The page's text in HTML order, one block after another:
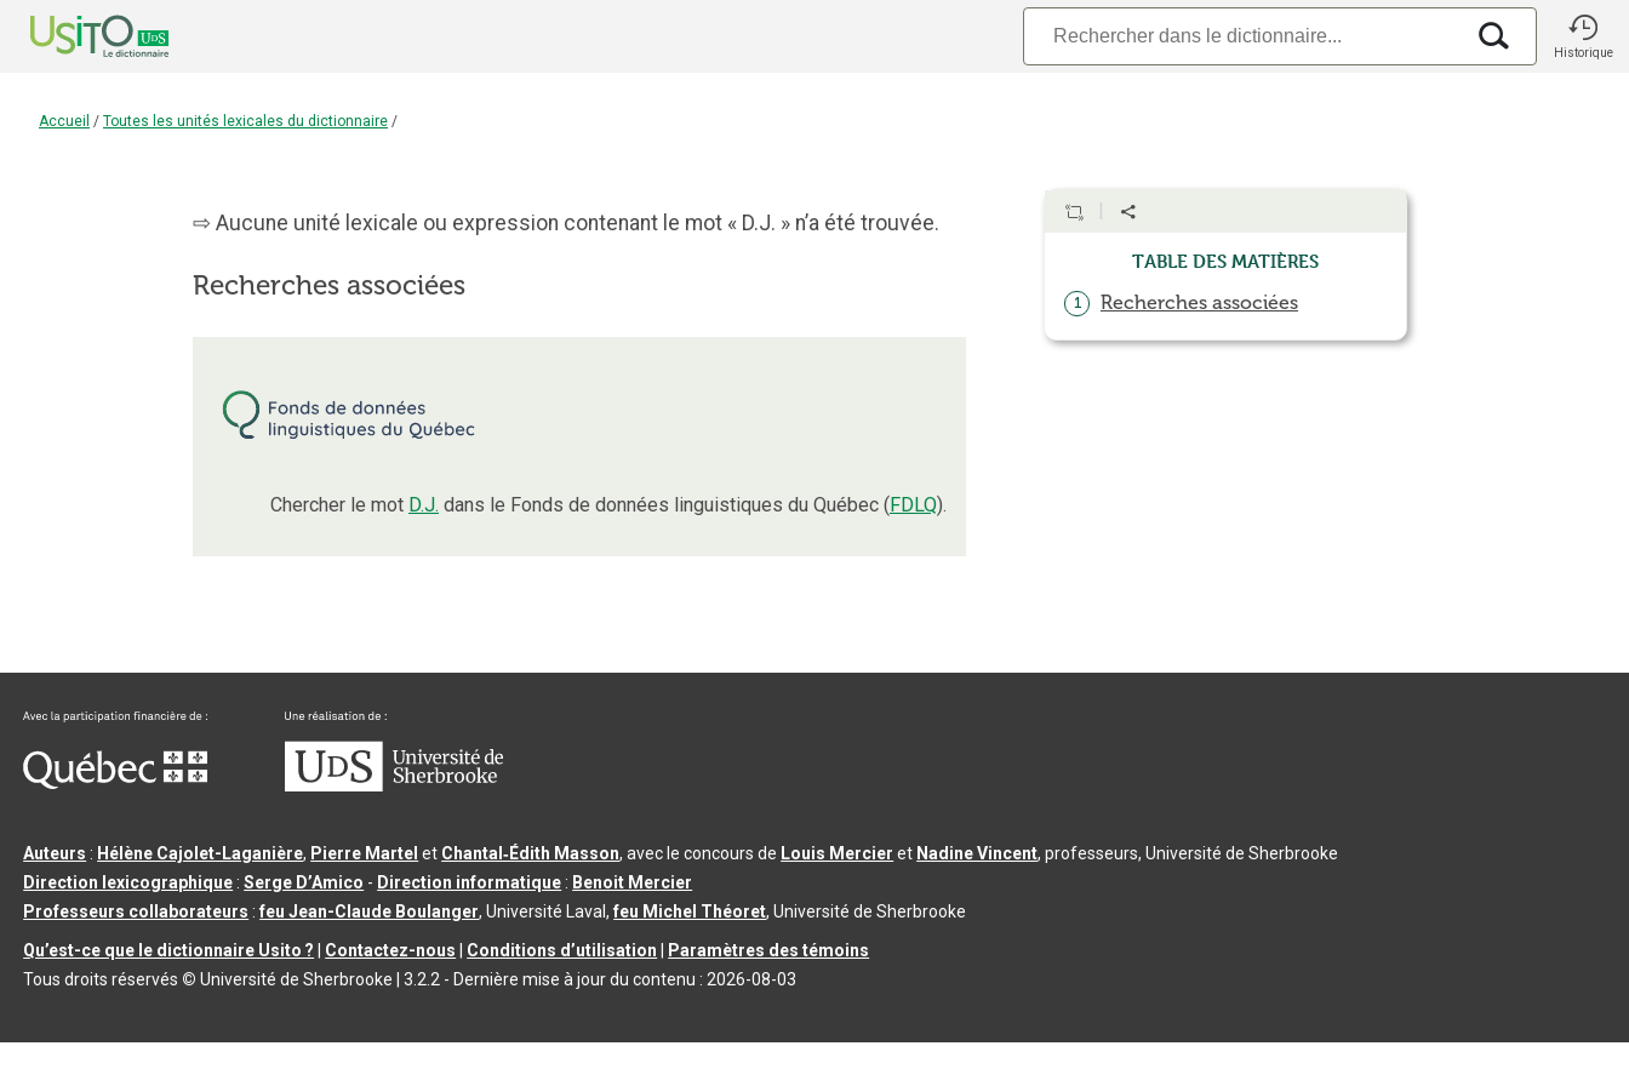
Historique
Accueil / Toutes les unités lexicales du dictionnaire /
Aucune unité lexicale ou expression contenant le mot « D.J. » n’a été trouvée.
Recherches associées
Chercher le mot D.J. dans le Fonds de données linguistiques du Québec (FDLQ).
Table des matières
1 Recherches associées
Auteurs : Hélène Cajolet-Laganière, Pierre Martel et Chantal‑Édith Masson, avec le concours de Louis Mercier et Nadine Vincent, professeurs, Université de Sherbrooke
Direction lexicographique :Serge D’Amico - Direction informatique : Benoit Mercier
Professeurs collaborateurs :feu Jean-Claude Boulanger, Université Laval,feu Michel Théoret, Université de Sherbrooke
Qu’est-ce que le dictionnaire Usito ?
Contactez-nous Conditions d’utilisation
Paramètres des témoins
Tous droits réservés © Université de Sherbrooke |3.2.2 - Dernière mise à jour du contenu : 2026-08-03